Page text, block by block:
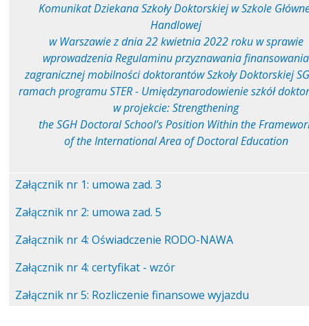
Komunikat Dziekana Szkoły Doktorskiej w Szkole
Handlowej
w Warszawie z dnia 22 kwietnia 2022 roku w sprawie
wprowadzenia Regulaminu przyznawania finansowania
zagranicznej mobilności doktorantów Szkoły Doktorskiej
ramach programu STER - Umiędzynarodowienie szkół
w projekcie: Strengthening
the SGH Doctoral School’s Position Within the
of the International Area of Doctoral Education
Załącznik nr 1: umowa zad. 3
Załącznik nr 2: umowa zad. 5
Załącznik nr 4: Oświadczenie RODO-NAWA
Załącznik nr 4: certyfikat - wzór
Załącznik nr 5: Rozliczenie finansowe wyjazdu